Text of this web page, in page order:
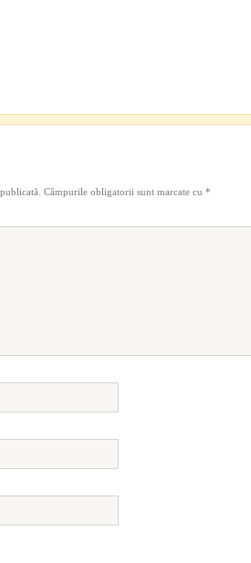
Câmpurile obligatorii sunt marcate cu *